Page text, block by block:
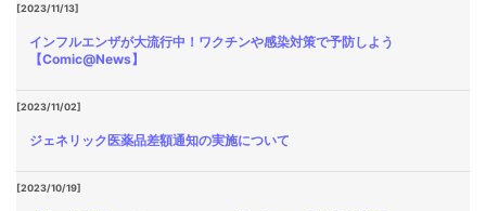
[2023/11/13]
インフルエンザが大流行中！ワクチンや感染対策で予防しよう
【Comic@News】
[2023/11/02]
ジェネリック医薬品差額通知の実施について
[2023/10/19]